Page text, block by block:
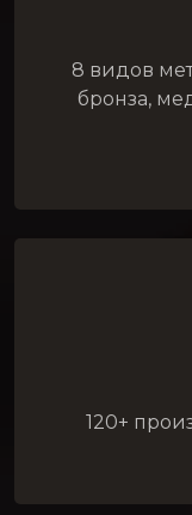
8 видов
бронза,
120+